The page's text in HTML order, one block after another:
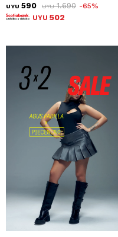
UYU 590 UYU 1.690 65
UYU 502